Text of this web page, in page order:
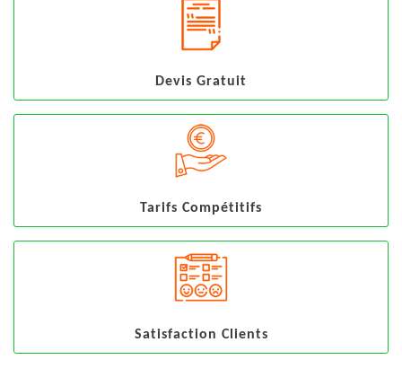
Devis Gratuit
Tarifs Compétitifs
Satisfaction Clients